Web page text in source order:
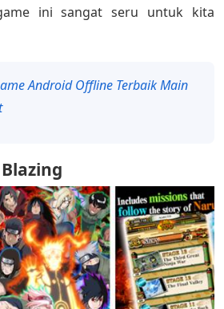
ini sangat seru untuk kita
Android Offline Terbaik Main